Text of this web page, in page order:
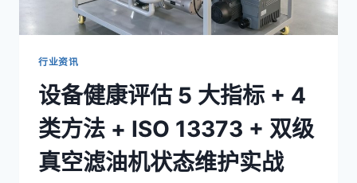
系
+
规
+
GB/T
14541
+
DL/T
行业资讯
设备健康评估 5 大指标 + 4
类方法 + ISO 13373 + 双级
真空滤油机状态维护实战